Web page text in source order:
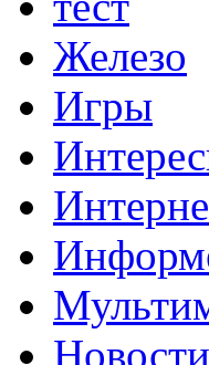
Железо
Игры